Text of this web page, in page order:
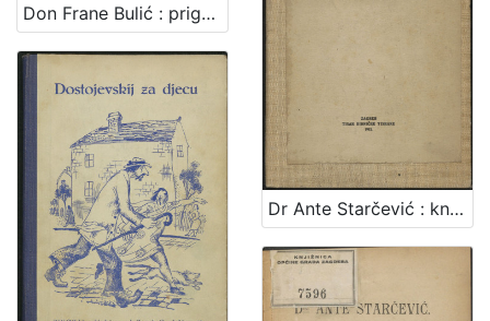
Don Frane Bulić : prigodom otkrića spomenika 28. VII. [ i. e. 15. IX] 1935. / [Marija Kumičić]
Dr Ante Starčević : književna studija iz doba apsolutizma Bachova / Branko Drechsler